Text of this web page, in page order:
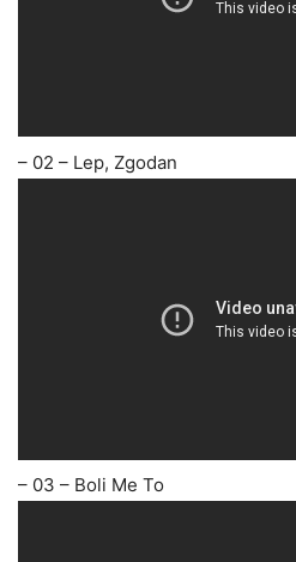
– 02 – Lep, Zgodan
– 03 – Boli Me To